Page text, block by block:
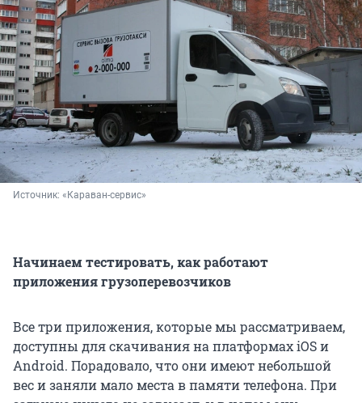
Источник: «Караван-сервис»
Начинаем тестировать, как работают
приложения грузоперевозчиков
Все три приложения, которые мы рассматриваем,
доступны для скачивания на платформах iOS и
Android. Порадовало, что они имеют небольшой
вес и заняли мало места в памяти телефона. При